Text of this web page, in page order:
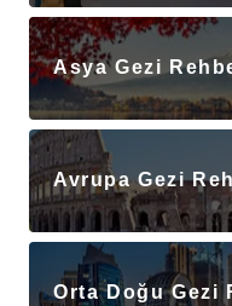
Asya Gezi
Avrupa Gezi
Orta Doğu Gezi